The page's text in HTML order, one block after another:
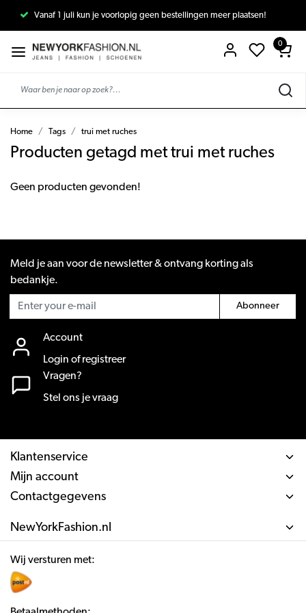
Vanaf 1 juli kun je voorlopig geen bestellingen meer plaatsen!
0
Home Tags trui met ruches
Producten getagd met trui met ruches
Geen producten gevonden!
Meld je aan voor de newsletter & ontvang korting als
bedankje.
Abonneer
Account
Login of registreer
Vragen?
Stel ons je vraag
Klantenservice
Mijn account
Contactgegevens
NewYorkFashion.nl
Wij versturen met: